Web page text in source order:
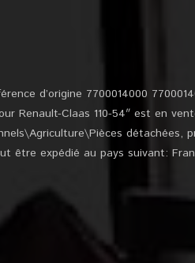
d’origine 7700014000
Renault-Claas 110-54″ est en
détachées,
être expédié au pays suivant: